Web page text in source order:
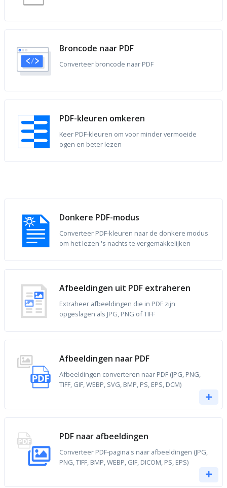
Broncode naar PDF
Converteer broncode naar PDF
PDF-kleuren omkeren
Keer PDF-kleuren om voor minder vermoeide
ogen en beter lezen
Donkere PDF-modus
Converteer PDF-kleuren naar de donkere modus
om het lezen 's nachts te vergemakkelijken
Afbeeldingen uit PDF extraheren
Extraheer afbeeldingen die in PDF zijn
opgeslagen als JPG, PNG of TIFF
Afbeeldingen naar PDF
Afbeeldingen converteren naar PDF (JPG, PNG,
TIFF, GIF, WEBP, SVG, BMP, PS, EPS, DCM)
PDF naar afbeeldingen
Converteer PDF-pagina's naar afbeeldingen (JPG,
PNG, TIFF, BMP, WEBP, GIF, DICOM, PS, EPS)